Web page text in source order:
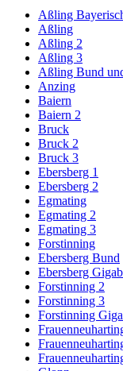
Aßling
Aßling
Aßling 2
Aßling 3
Aßling Bund
Anzing
Baiern
Baiern 2
Bruck
Bruck 2
Bruck 3
Ebersberg 1
Ebersberg 2
Egmating
Egmating 2
Egmating 3
Forstinning
Ebersberg Bund
Ebersberg
Forstinning 2
Forstinning 3
Forstinning